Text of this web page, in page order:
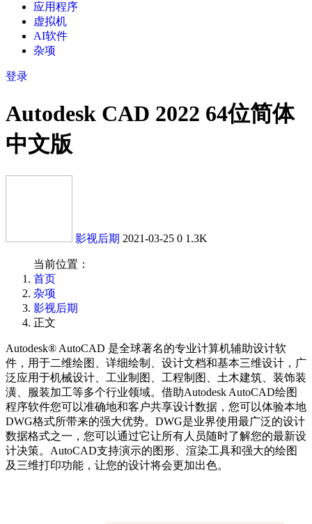
应用程序
虚拟机
AI软件
杂项
登录
Autodesk CAD 2022 64位简体
中文版
影视后期 2021-03-25 0 1.3K
当前位置：
首页
杂项
影视后期
正文
Autodesk® AutoCAD 是全球著名的专业计算机辅助设计软
件，用于二维绘图、详细绘制、设计文档和基本三维设计，广
泛应用于机械设计、工业制图、工程制图、土木建筑、装饰装
潢、服装加工等多个行业领域。借助Autodesk AutoCAD绘图
程序软件您可以准确地和客户共享设计数据，您可以体验本地
DWG格式所带来的强大优势。DWG是业界使用最广泛的设计
数据格式之一，您可以通过它让所有人员随时了解您的最新设
计决策。AutoCAD支持演示的图形、渲染工具和强大的绘图
及三维打印功能，让您的设计将会更加出色。